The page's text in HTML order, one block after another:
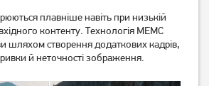
плавніше навіть при низькій
контенту. Технологія MEMC
шляхом створення додаткових кадрів,
й неточності зображення.